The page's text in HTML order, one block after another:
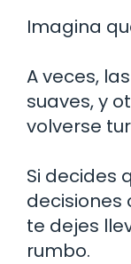
Imagina
A veces,
suaves, y
volverse
Si decides
decisiones
te dejes
rumbo.